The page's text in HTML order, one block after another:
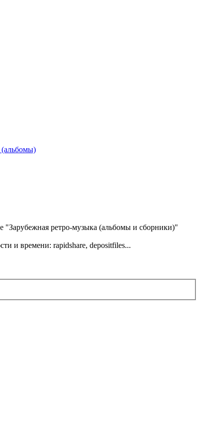
(альбомы)
"Зарубежная ретро-музыка (альбомы и сборники)"
и времени: rapidshare, depositfiles...